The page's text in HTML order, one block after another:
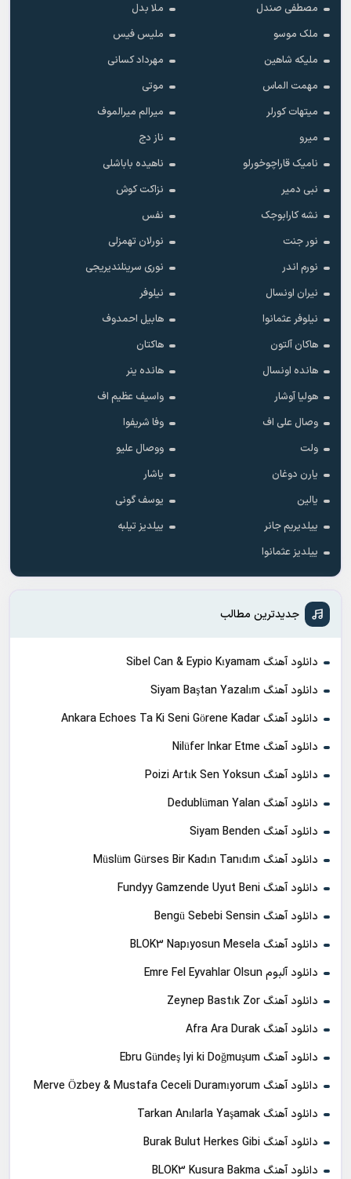
مصطفی صندل
ملا بدل
ملک موسو
ملیس فیس
ملیکه شاهین
مهرداد کسانی
مهمت الماس
موتی
میتهات کورلر
میرالم میرالموف
میرو
ناز دج
نامیک قاراچوخورلو
ناهیده باباشلی
نبی دمیر
نزاکت کوش
نشه کارابوجک
نفس
نور جنت
نورلان تهمزلی
نورم اندر
نوری سرینلندیریجی
نیران اونسال
نیلوفر
نیلوفر عثمانوا
هابیل احمدوف
هاکان آلتون
هاکتان
هانده اونسال
هانده ینر
هولیا آوشار
واسیف عظیم اف
وصال علی اف
وفا شریفوا
ولت
ووصال علیو
یارن دوغان
یاشار
یالین
یوسف گونی
ییلدیریم جانر
ییلدیز تیلبه
ییلدیز عثمانوا
جدیدترین مطالب
دانلود آهنگ Sibel Can & Eypio Kıyamam
دانلود آهنگ Siyam Baştan Yazalım
دانلود آهنگ Ankara Echoes Ta Ki Seni Görene Kadar
دانلود آهنگ Nilüfer Inkar Etme
دانلود آهنگ Poizi Artık Sen Yoksun
دانلود آهنگ Dedublüman Yalan
دانلود آهنگ Siyam Benden
دانلود آهنگ Müslüm Gürses Bir Kadın Tanıdım
دانلود آهنگ Fundyy Gamzende Uyut Beni
دانلود آهنگ Bengü Sebebi Sensin
دانلود آهنگ BLOK3 Napıyosun Mesela
دانلود آلبوم Emre Fel Eyvahlar Olsun
دانلود آهنگ Zeynep Bastık Zor
دانلود آهنگ Afra Ara Durak
دانلود آهنگ Ebru Gündeş Iyi ki Doğmuşum
دانلود آهنگ Merve Özbey & Mustafa Ceceli Duramıyorum
دانلود آهنگ Tarkan Anılarla Yaşamak
دانلود آهنگ Burak Bulut Herkes Gibi
دانلود آهنگ BLOK3 Kusura Bakma